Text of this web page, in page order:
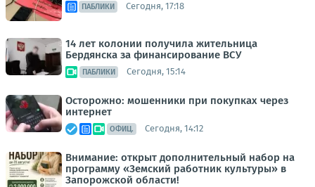
ПАБЛИКИ Сегодня, 17:18
14 лет колонии получила жительница
Бердянска за финансирование ВСУ
ПАБЛИКИ Сегодня, 15:14
Осторожно: мошенники при покупках через
интернет
ОФИЦ. Сегодня, 14:12
Внимание: открыт дополнительный набор на
программу «Земский работник культуры» в
Запорожской области!